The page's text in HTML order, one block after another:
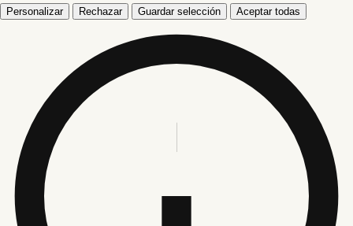
Personalizar Rechazar Guardar selección Aceptar todas